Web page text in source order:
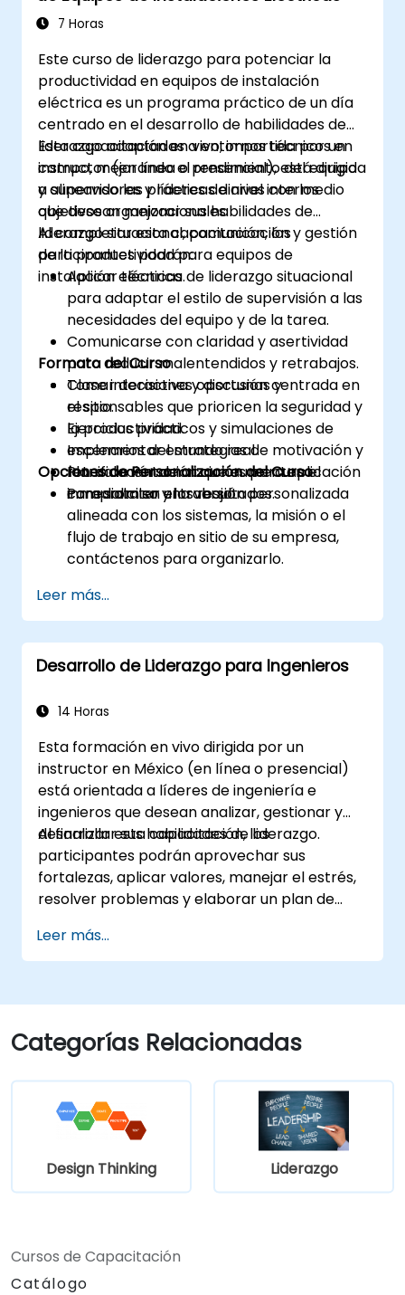
7 Horas
Este curso de liderazgo para potenciar la
productividad en equipos de instalación
eléctrica es un programa práctico de un día
centrado en el desarrollo de habilidades de
liderazgo adaptadas a entornos técnicos en
campo, mejorando el rendimiento del equipo
y alineando las prácticas diarias con los
objetivos organizacionales.
Esta capacitación en vivo, impartida por un
instructor (en línea o presencial), está dirigida
a supervisores y líderes de nivel intermedio
que desean mejorar sus habilidades de
liderazgo situacional, comunicación y gestión
de la productividad para equipos de
instalación eléctrica.
Al completar esta capacitación, los
participantes podrán:
Aplicar técnicas de liderazgo situacional
para adaptar el estilo de supervisión a las
necesidades del equipo y de la tarea.
Comunicarse con claridad y asertividad
para reducir malentendidos y retrabajos.
Tomar decisiones oportunas y
responsables que prioricen la seguridad y
la productividad.
Implementar estrategias de motivación y
retroalimentación que aumenten el
compromiso y los resultados.
Formato del Curso
Clase interactiva y discusión centrada en
el sitio.
Ejercicios prácticos y simulaciones de
escenarios del mundo real.
Planificación de acciones para aplicación
inmediata en el trabajo.
Opciones de Personalización del Curso
Para solicitar una versión personalizada
alineada con los sistemas, la misión o el
flujo de trabajo en sitio de su empresa,
contáctenos para organizarlo.
Leer más...
Desarrollo de Liderazgo para Ingenieros
14 Horas
Esta formación en vivo dirigida por un
instructor en México (en línea o presencial)
está orientada a líderes de ingeniería e
ingenieros que desean analizar, gestionar y
desarrollar sus habilidades de liderazgo.
Al finalizar esta capacitación, los
participantes podrán aprovechar sus
fortalezas, aplicar valores, manejar el estrés,
resolver problemas y elaborar un plan de
efectivos.
Leer más...
Categorías Relacionadas
Design Thinking Liderazgo
Cursos de Capacitación
Catálogo